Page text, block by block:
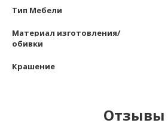
Тип Мебели
Материал изготовления/
обивки
Крашение
Отзывы